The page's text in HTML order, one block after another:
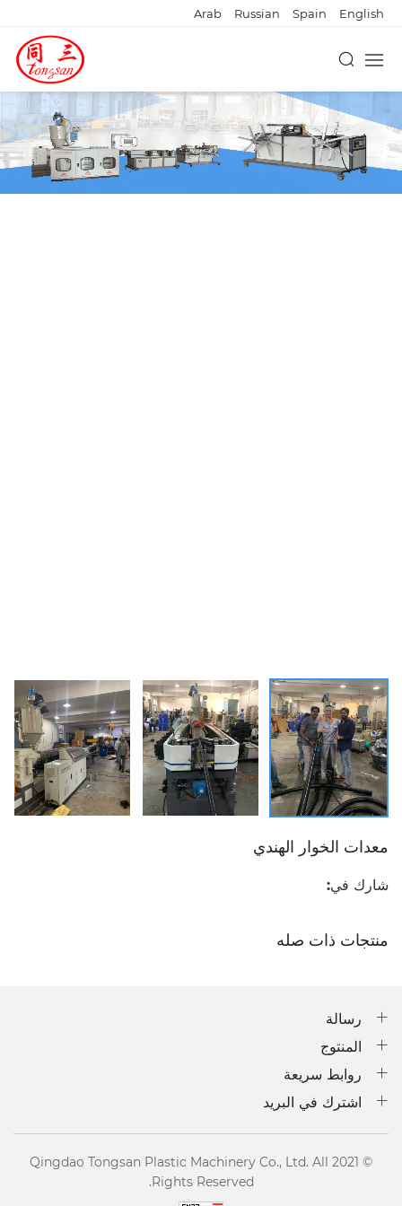
English
Spain
Russian
Arab
معدات الخوار الهندي
شارك في:
منتجات ذات صله
رسالة
المنتوج
روابط سريعة
اشترك في البريد
© 2021 Qingdao Tongsan Plastic Machinery Co., Ltd. All
Rights Reserved.